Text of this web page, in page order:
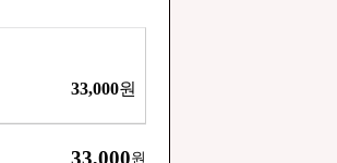
33,000원
33,000원